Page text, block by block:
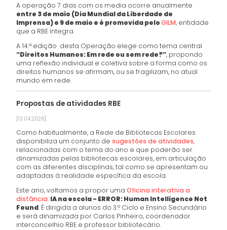
A operação 7 dias com os media ocorre anualmente
entre 3 de maio (Dia Mundial da Liberdade de
Imprensa) e 9 de maio e é promovida peloGILM, entidade
que a RBE integra.
A 14.ª edição desta Operação elege como tema central
“Direitos Humanos: Em rede ou sem rede?”, propondo
uma reflexão individual e coletiva sobre a forma como os
direitos humanos se afirmam, ou se fragilizam, no atual
mundo em rede.
Propostas de atividades RBE
[13.04.2026]
Como habitualmente, a Rede de Bibliotecas Escolares
disponibiliza um conjunto desugestões de atividades,
relacionadas com o tema do ano e que poderão ser
dinamizadas pelas bibliotecas escolares, em articulação
com as diferentes disciplinas, tal como se apresentam ou
adaptadas à realidade específica da escola.
Este ano, voltamos a propor umaOficina interativa a
distância: IA na escola - ERROR: Human Intelligence Not
Found. É dirigida a alunos do 3.º Ciclo e Ensino Secundário
e será dinamizada por Carlos Pinheiro, coordenador
interconcelhio RBE e professor bibliotecário.